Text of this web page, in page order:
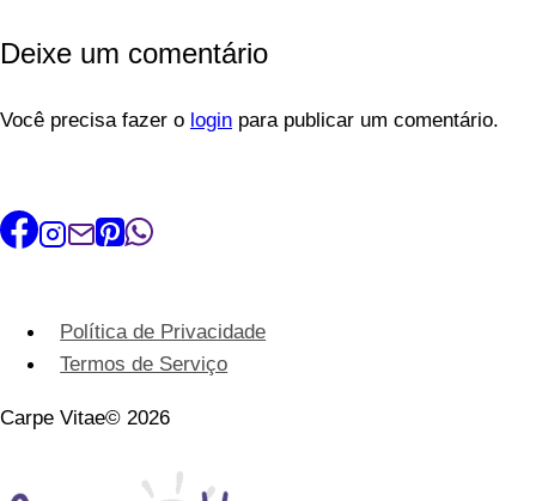
Deixe um comentário
Você precisa fazer o login para publicar um comentário.
Política de Privacidade
Termos de Serviço
Carpe Vitae© 2026